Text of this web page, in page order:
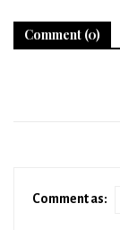
Comment (0)
Comment as: